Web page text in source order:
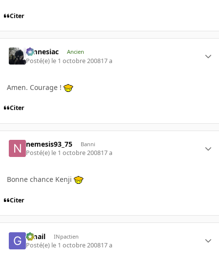
Citer
Amnesiac Ancien
Posté(e) le 1 octobre 200817 a
Amen. Courage !
Citer
nemesis93_75 Banni
Posté(e) le 1 octobre 200817 a
Bonne chance Kenji
Citer
Gmail INpactien
Posté(e) le 1 octobre 200817 a